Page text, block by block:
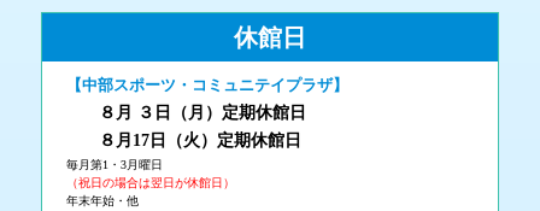
休館日
【中部スポーツ・コミュニテイプラザ】
８月 ３ 日（月 ） 定期休館日
８月17日（火 ）定期休館日
毎月第1・3月曜日
（祝日の場合は翌日が休館日）
年末年始・他